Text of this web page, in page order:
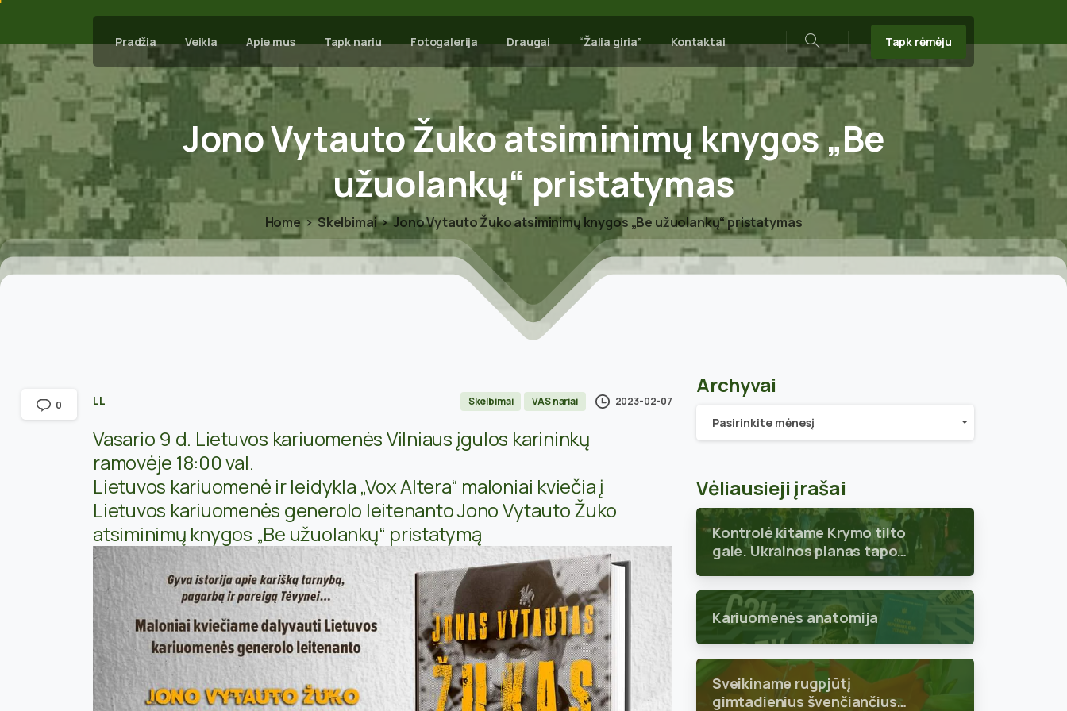
Pradžia Veikla Apie mus Tapk nariu Fotogalerija Draugai “Žalia giria” Kontaktai
Search
Tapk rėmėju
JonoVytautoŽukoatsiminimųknygos „Be
užuolankų“ pristatymas
Home Skelbimai Jono Vytauto Žuko atsiminimų knygos „Be užuolankų“ pristatymas
LL Skelbimai VAS nariai 2023-02-07
Vasario 9 d. Lietuvos kariuomenės Vilniaus įgulos karininkų
ramovėje 18:00 val.
Lietuvos kariuomenė ir leidykla „Vox Altera“ maloniai kviečia į
Lietuvos kariuomenės generolo leitenanto Jono Vytauto Žuko
atsiminimų knygos „Be užuolankų“ pristatymą
0
Archyvai
Archyvai
Pasirinkite mėnesį
Vėliausieji įrašai
Kontrolė kitame Krymo tilto
gale. Ukrainos planas tapo
Kariuomenės anatomija
Sveikiname rugpjūtį
gimtadienius švenčiančius